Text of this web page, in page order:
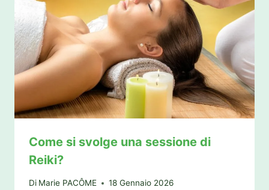
Come si svolge una sessione di
Reiki?
Di Marie PACÔME 18 Gennaio 2026